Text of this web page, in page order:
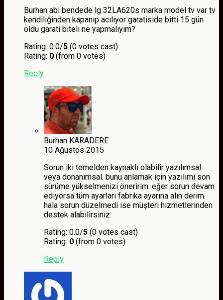
Burhan abi bendede lg 32LA620s marka model tv var tv
kendiliğinden kapanıp acılıyor garatiside bitti 15 gün
oldu garati biteli ne yapmalıyım?
Rating: 0.0/5 (0 votes cast)
Rating: 0 (from 0 votes)
Reply
Burhan KARADERE
10 Ağustos 2015
Sorun iki temelden kaynaklı olabilir yazılımsal
veya donanımsal. bunu anlamak için yazılımı son
sürüme yükselmenizi öneririm. eğer sorun devam
ediyorsa tüm ayarları fabrika ayarına alın derim.
hala sorun düzelmedi ise müşteri hizmetlerinden
destek alabilirsiniz.
Rating: 0.0/5 (0 votes cast)
Rating: 0 (from 0 votes)
Reply